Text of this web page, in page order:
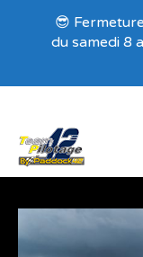
😎
du samedi 8